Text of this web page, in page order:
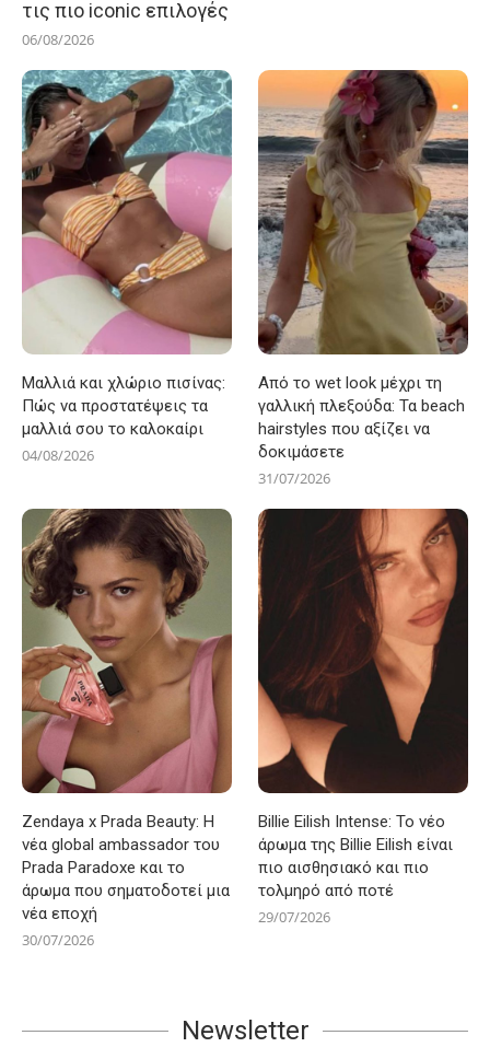
τις πιο iconic επιλογές
06/08/2026
Μαλλιά και χλώριο πισίνας:
Πώς να προστατέψεις τα
μαλλιά σου το καλοκαίρι
04/08/2026
Από το wet look μέχρι τη
γαλλική πλεξούδα: Τα beach
hairstyles που αξίζει να
δοκιμάσετε
31/07/2026
Zendaya x Prada Beauty: Η
νέα global ambassador του
Prada Paradoxe και το
άρωμα που σηματοδοτεί μια
νέα εποχή
30/07/2026
Billie Eilish Intense: Το νέο
άρωμα της Billie Eilish είναι
πιο αισθησιακό και πιο
τολμηρό από ποτέ
29/07/2026
Newsletter